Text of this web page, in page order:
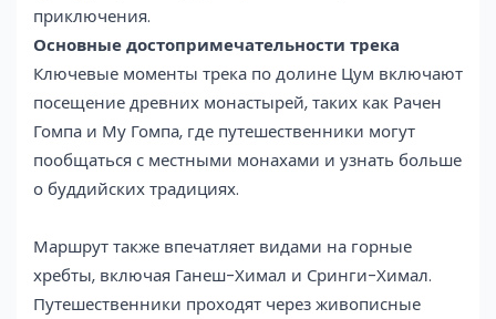
приключения.
Основные достопримечательности трека
Ключевые моменты трека по долине Цум включают
посещение древних монастырей, таких как Рачен
Гомпа и Му Гомпа, где путешественники могут
пообщаться с местными монахами и узнать больше
о буддийских традициях.
Маршрут также впечатляет видами на горные
хребты, включая Ганеш-Химал и Сринги-Химал.
Путешественники проходят через живописные